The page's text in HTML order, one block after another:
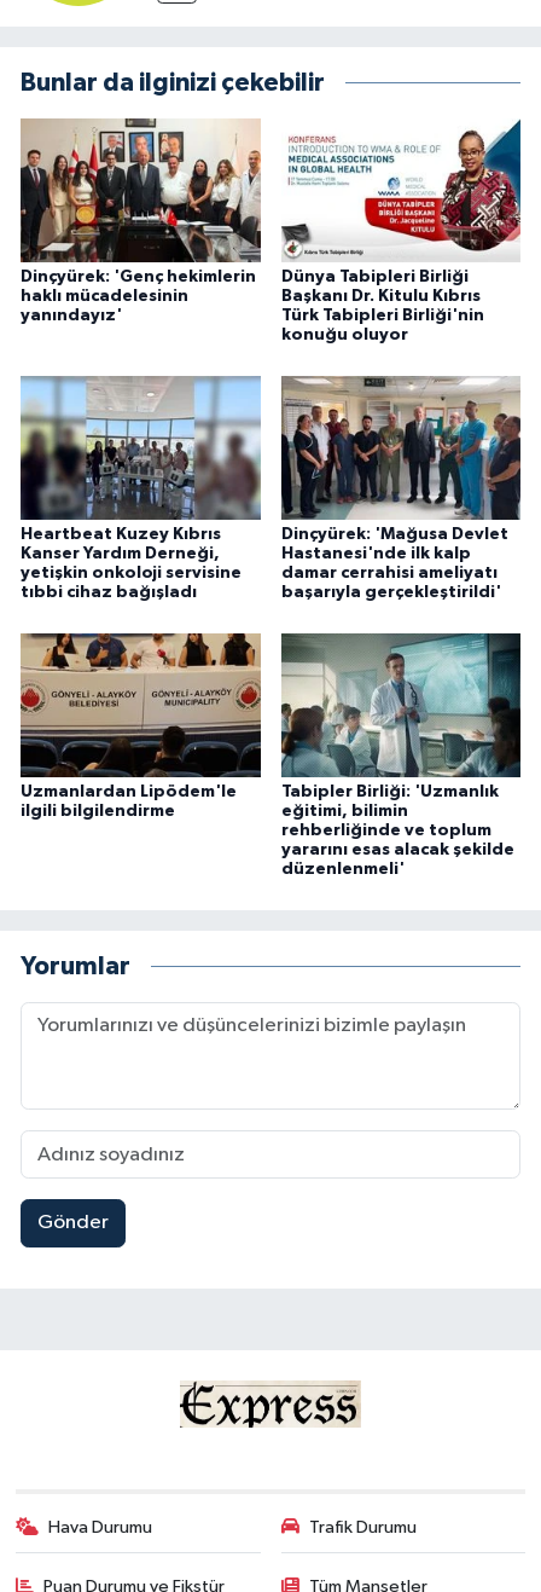
Bunlar da ilginizi çekebilir
Dinçyürek: 'Genç hekimlerin
haklı mücadelesinin
yanındayız'
Dünya Tabipleri Birliği
Başkanı Dr. Kitulu Kıbrıs
Türk Tabipleri Birliği'nin
konuğu oluyor
Heartbeat Kuzey Kıbrıs
Kanser Yardım Derneği,
yetişkin onkoloji servisine
tıbbi cihaz bağışladı
Dinçyürek: 'Mağusa Devlet
Hastanesi'nde ilk kalp
damar cerrahisi ameliyatı
başarıyla gerçekleştirildi'
Uzmanlardan Lipödem'le
ilgili bilgilendirme
Tabipler Birliği: 'Uzmanlık
eğitimi, bilimin
rehberliğinde ve toplum
yararını esas alacak şekilde
düzenlenmeli'
Yorumlar
Gönder
Hava Durumu Trafik Durumu
Puan Durumu ve Fikstür Tüm Manşetler